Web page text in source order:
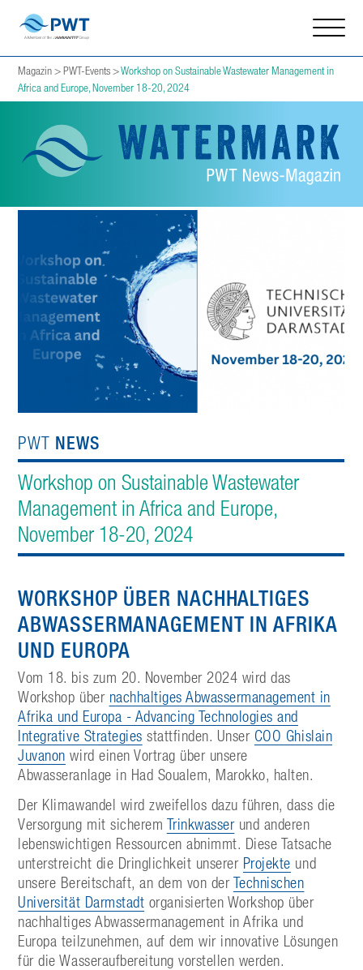
Magazin>PWT-Events>Workshop on Sustainable Wastewater Management in
Africa and Europe, November 18-20, 2024
PWT NEWS
Workshop on Sustainable Wastewater
Management in Africa and Europe,
November 18-20, 2024
WORKSHOP ÜBER NACHHALTIGES
ABWASSERMANAGEMENT IN AFRIKA
UND EUROPA
Vom 18. bis zum 20. November 2024 wird das
Workshop über nachhaltiges Abwassermanagement in
Afrika und Europa - Advancing Technologies and
Integrative Strategies stattfinden. Unser COO Ghislain
Juvanon wird einen Vortrag über unsere
Abwasseranlage in Had Soualem, Marokko, halten.
Der Klimawandel wird zweifellos dazu führen, dass die
Versorgung mit sicherem Trinkwasserund anderen
lebenswichtigen Ressourcen abnimmt. Diese Tatsache
unterstreicht die Dringlichkeit unserer Projekte und
unsere Bereitschaft, an dem von derTechnischen
Universität Darmstadt organisierten Workshop über
nachhaltiges Abwassermanagement in Afrika und
Europa teilzunehmen, auf dem wir innovative Lösungen
für die Wasseraufbereitung vorstellen werden.